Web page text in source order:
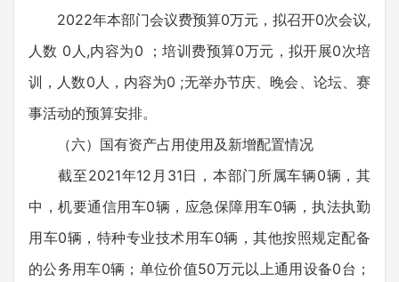
2022年本部门会议费预算0万元，拟召开0次会议,
人数 0人,内容为0 ；培训费预算0万元，拟开展0次培
训，人数0人，内容为0 ;无举办节庆、晚会、论坛、赛
事活动的预算安排。
（六）国有资产占用使用及新增配置情况
截至2021年12月31日，本部门所属车辆0辆，其
中，机要通信用车0辆，应急保障用车0辆，执法执勤
用车0辆，特种专业技术用车0辆，其他按照规定配备
的公务用车0辆；单位价值50万元以上通用设备0台；